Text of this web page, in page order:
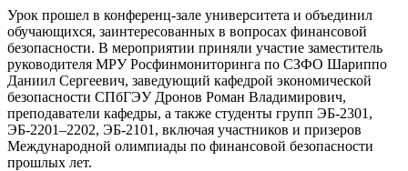
Урок прошел в конференц-зале университета и объединил
обучающихся, заинтересованных в вопросах финансовой
безопасности. В мероприятии приняли участие заместитель
руководителя МРУ Росфинмониторинга по СЗФО Шариппо
Даниил Сергеевич, заведующий кафедрой экономической
безопасности СПбГЭУ Дронов Роман Владимирович,
преподаватели кафедры, а также студенты групп ЭБ-2301,
ЭБ-2201–2202, ЭБ-2101, включая участников и призеров
Международной олимпиады по финансовой безопасности
прошлых лет.